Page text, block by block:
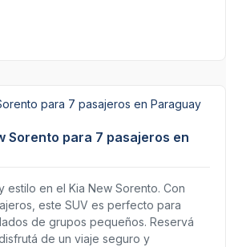
Sorento para 7 pasajeros en
estilo en el Kia New Sorento. Con
este SUV es perfecto para
de grupos pequeños. Reservá
de un viaje seguro y